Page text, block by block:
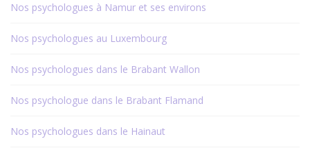
Nos psychologues à Namur et ses environs
Nos psychologues au Luxembourg
Nos psychologues dans le Brabant Wallon
Nos psychologue dans le Brabant Flamand
Nos psychologues dans le Hainaut